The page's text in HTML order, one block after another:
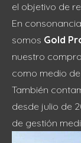
el objetivo de
En
somos Gold
nuestro
como medio
También
desde julio de
de gestión